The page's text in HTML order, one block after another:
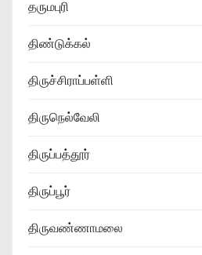
தருமபுரி
திண்டுக்கல்
திருச்சிராப்பள்ளி
திருநெல்வேலி
திருப்பத்தூர்
திருப்பூர்
திருவண்ணாமலை